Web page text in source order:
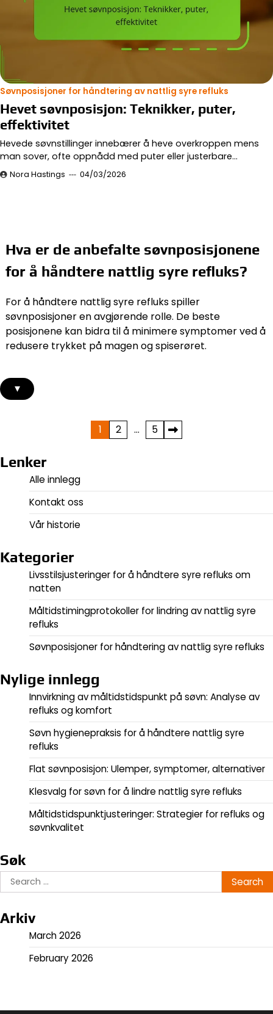
Søvnposisjoner for håndtering av nattlig syre refluks
Hevet søvnposisjon: Teknikker, puter,
effektivitet
Hevede søvnstillinger innebærer å heve overkroppen mens
man sover, ofte oppnådd med puter eller justerbare…
Nora Hastings 04/03/2026
Hva er de anbefalte søvnposisjonene
for å håndtere nattlig syre refluks?
For å håndtere nattlig syre refluks spiller
søvnposisjoner en avgjørende rolle. De beste
posisjonene kan bidra til å minimere symptomer ved å
redusere trykket på magen og spiserøret.
▾
pagination
1 2 … 5
Lenker
Alle innlegg
Kontakt oss
Vår historie
Kategorier
Livsstilsjusteringer for å håndtere syre refluks om
natten
Måltidstimingprotokoller for lindring av nattlig syre
refluks
Søvnposisjoner for håndtering av nattlig syre refluks
Nylige innlegg
Innvirkning av måltidstidspunkt på søvn: Analyse av
refluks og komfort
Søvn hygienepraksis for å håndtere nattlig syre
refluks
Flat søvnposisjon: Ulemper, symptomer, alternativer
Klesvalg for søvn for å lindre nattlig syre refluks
Måltidstidspunktjusteringer: Strategier for refluks og
søvnkvalitet
Søk
Search
for:
Arkiv
March 2026
February 2026